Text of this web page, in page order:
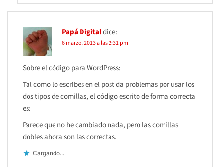
Papá Digitaldice:
6 marzo, 2013 a las 2:31 pm
Sobre el código para WordPress:
Tal como lo escribes en el post da problemas por usar los
dos tipos de comillas, el código escrito de forma correcta
es:
Parece que no he cambiado nada, pero las comillas
dobles ahora son las correctas.
Cargando...